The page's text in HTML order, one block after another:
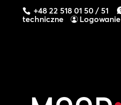
+48 22 518 01 50 / 51
techniczne
Logowanie